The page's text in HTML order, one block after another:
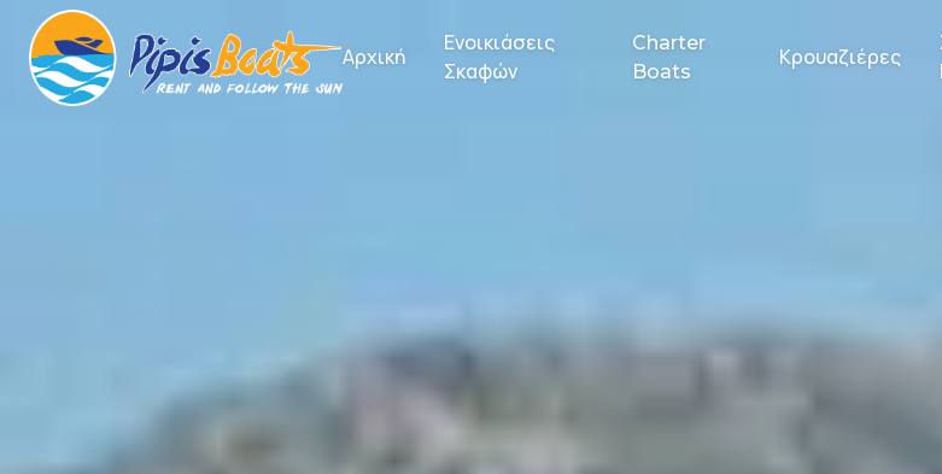
Αρχική
Ενοικιάσεις
Σκαφών
Charter
Boats
Κρουαζιέρες